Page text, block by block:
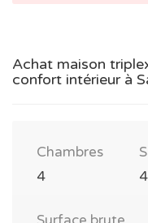
Achat maison
confort intérieur à
Chambres
4
4